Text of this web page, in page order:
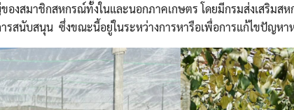
ของสมาชิกสหกรณ์ทั้งในและนอกภาคเกษตร โดยมีกรมส่งเสริม
สนับสนุน ซึ่งขณะนี้อยู่ในระหว่างการหารือเพื่อการแก้ไขปัญห